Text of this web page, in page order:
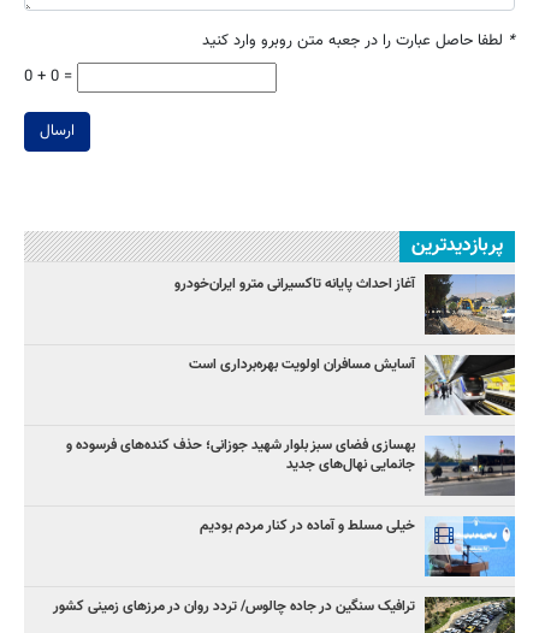
* لطفا حاصل عبارت را در جعبه متن روبرو وارد کنید
0 + 0 =
ارسال
پربازدیدترین
آغاز احداث پایانه تاکسیرانی مترو ایران‌خودرو
آسایش مسافران اولویت بهره‌برداری است
بهسازی فضای سبز بلوار شهید جوزانی؛ حذف کنده‌های فرسوده و
جانمایی نهال‌های جدید
خیلی مسلط و آماده در کنار مردم بودیم
ترافیک سنگین در جاده چالوس/ تردد روان در مرزهای زمینی کشور